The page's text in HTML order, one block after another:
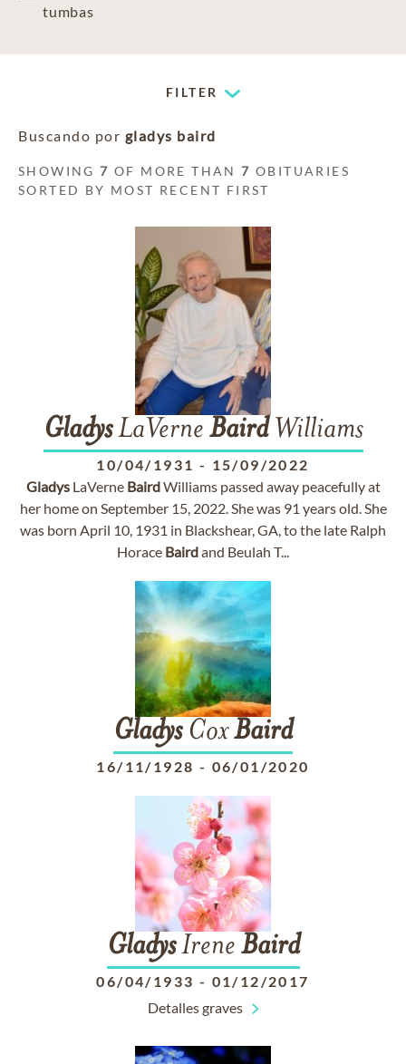
tumbas
FILTER
Buscando por gladys baird
SHOWING7 OF MORE THAN7 OBITUARIES
SORTED BY MOST RECENT FIRST
GladysLaVerne BairdWilliams
10/04/1931 - 15/09/2022
GladysLaVerne BairdWilliams passed away peacefully at
her home on September 15, 2022. She was 91 years old. She
was born April 10, 1931 in Blackshear, GA, to the late Ralph
Horace Bairdand Beulah T...
GladysCoxBaird
16/11/1928 - 06/01/2020
GladysIrene Baird
06/04/1933 - 01/12/2017
Detalles graves